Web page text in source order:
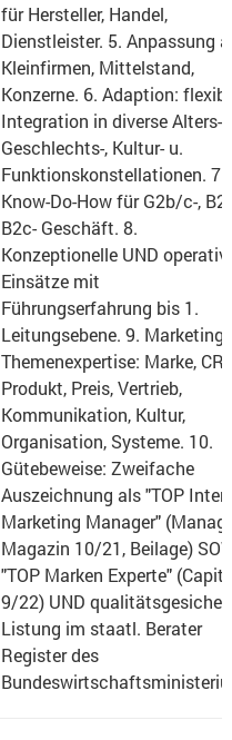
für Hersteller, Handel,
Dienstleister. 5. Anpassung
Kleinfirmen, Mittelstand,
Konzerne. 6. Adaption:
Integration in diverse Alters-,
Geschlechts-, Kultur- u.
Funktionskonstellationen. 7.
Know-Do-How für G2b/c-,
B2c- Geschäft. 8.
Konzeptionelle UND
Einsätze mit
Führungserfahrung bis 1.
Leitungsebene. 9. Marketing
Themenexpertise: Marke,
Produkt, Preis, Vertrieb,
Kommunikation, Kultur,
Organisation, Systeme. 10.
Gütebeweise: Zweifache
Auszeichnung als "TOP
Marketing Manager"
Magazin 10/21, Beilage)
"TOP Marken Experte"
9/22) UND
Listung im staatl. Berater
Register des